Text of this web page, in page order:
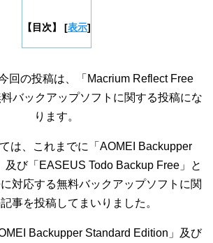
【目次】 [表示]
回の投稿は、「Macrium Reflect Free
バックアップソフトに関する投稿にな
ります。
は、これまでに「AOMEI Backupper
及び「EASEUS Todo Backup Free」と
対応する無料バックアップソフトに関
事を投稿してまいりました。
Backupper Standard Edition」及び